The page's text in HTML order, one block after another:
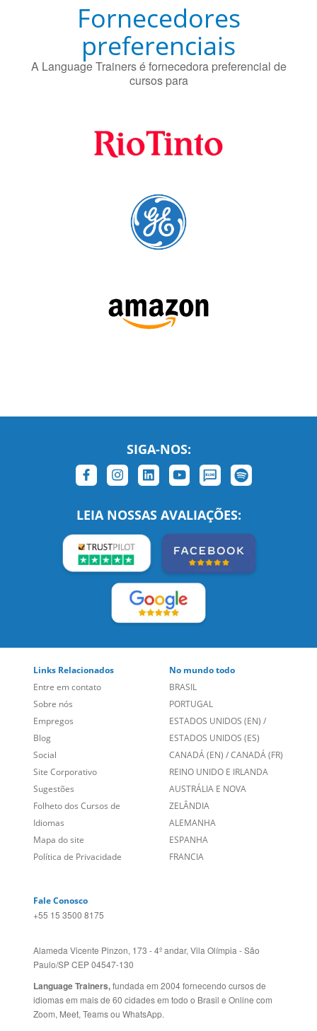
Fornecedores
preferenciais
A Language Trainers é fornecedora preferencial de
cursos para
SIGA-NOS:
LEIA NOSSAS AVALIAÇÕES:
Links Relacionados
Entre em contato
Sobre nós
Empregos
Blog
Social
Site Corporativo
Sugestões
Folheto dos Cursos de
Idiomas
Mapa do site
Política de Privacidade
No mundo todo
BRASIL
PORTUGAL
ESTADOS UNIDOS (EN) /
ESTADOS UNIDOS (ES)
CANADÁ (EN) /CANADÁ (FR)
REINO UNIDO E IRLANDA
AUSTRÁLIA E NOVA
ZELÂNDIA
ALEMANHA
ESPANHA
FRANCIA
Fale Conosco
+55 15 3500 8175
Alameda Vicente Pinzon, 173 - 4º andar, Vila Olímpia - São
Paulo/SP CEP 04547-130
Language Trainers,fundada em 2004 fornecendo cursos de
idiomas em mais de 60 cidades em todo o Brasil e Online com
Zoom, Meet, Teams ou WhatsApp.